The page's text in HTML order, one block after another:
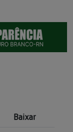
Baixar